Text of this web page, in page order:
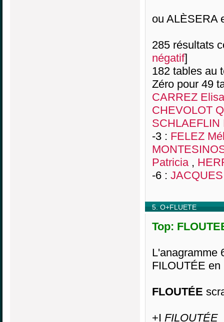
ou ALÈSERA
285 résultats
négatif]
182 tables au
Zéro pour 49
CARREZ
CHEVOLOT
SCHLAEFLIN
-3 : FELEZ
Patricia,
-6 :
5. O+FLUETE
Top:
L'anagramme
FILOUTÉE en
FLOUTÉE
+I FILOUTÉE